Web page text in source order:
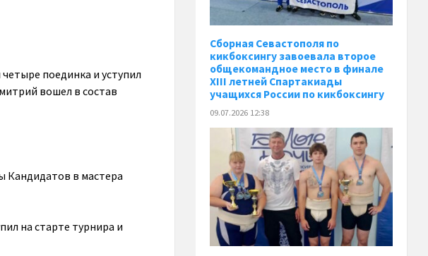
поединка и уступил
вошел в состав
в мастера
на старте турнира и
Сборная Севастополя по
кикбоксингу завоевала второе
общекомандное место в финале
XIII летней Спартакиады
учащихся России по кикбоксингу
09.07.2026 12:38